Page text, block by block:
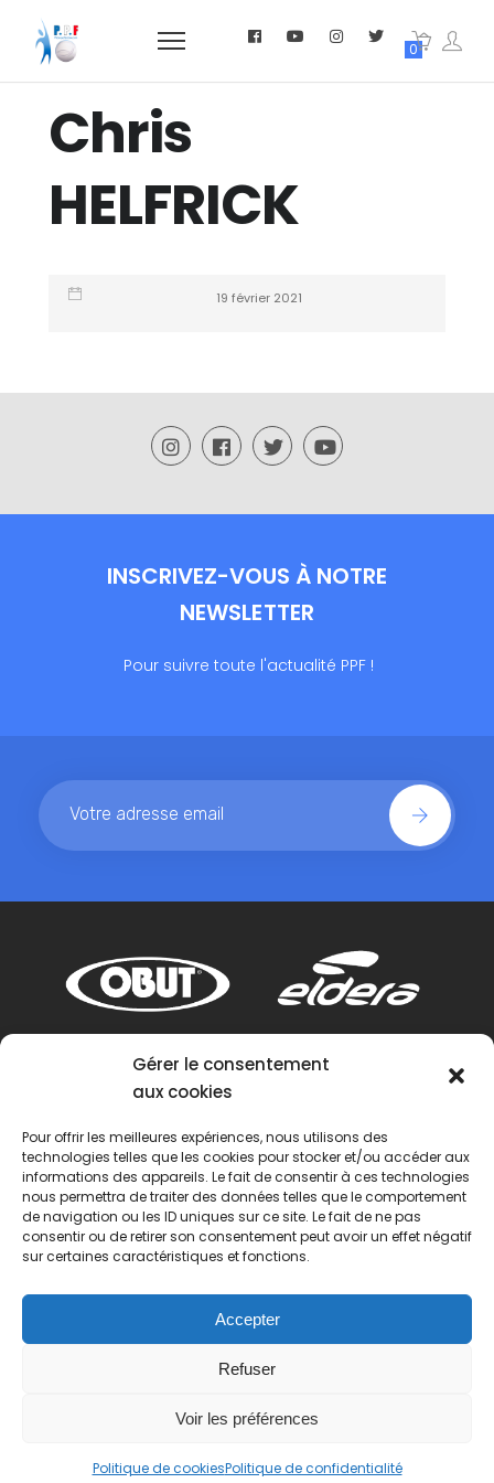
Gérer le consentement
aux cookies
Pour offrir les meilleures expériences, nous utilisons des
technologies telles que les cookies pour stocker et/ou accéder aux
informations des appareils. Le fait de consentir à ces technologies
nous permettra de traiter des données telles que le comportement
de navigation ou les ID uniques sur ce site. Le fait de ne pas
consentir ou de retirer son consentement peut avoir un effet négatif
sur certaines caractéristiques et fonctions.
Accepter
Refuser
Voir les préférences
Politique de cookiesPolitique de confidentialité
0
Chris
HELFRICK
19 février 2021
INSCRIVEZ-VOUS À NOTRE
NEWSLETTER
Pour suivre toute l'actualité PPF !
réservés.